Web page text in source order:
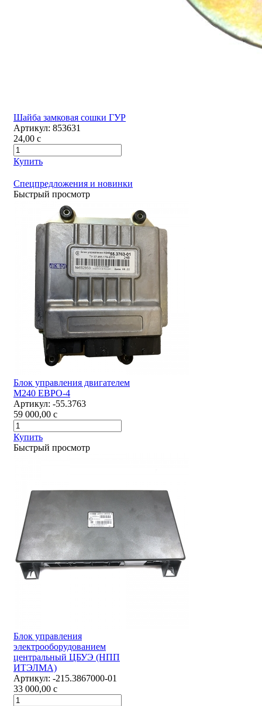
Шайба замковая сошки ГУР
Артикул: 853631
24,00 c
Купить
Спецпредложения и новинки
Быстрый просмотр
Блок управления двигателем
М240 ЕВРО-4
Артикул: -55.3763
59 000,00 c
Купить
Быстрый просмотр
Блок управления
электрооборудованием
центральный ЦБУЭ (НПП
ИТЭЛМА)
Артикул: -215.3867000-01
33 000,00 c